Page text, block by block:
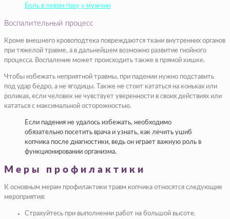
Боль в левом паху у мужчин
Воспалительный процесс
Кроме внешнего кровоподтека повреждаются ткани внутренних органов
при тяжелой травме, а в дальнейшем возможно развитие гнойного
процесса. Воспаление может происходить также в прямой кишке.
Чтобы избежать неприятной травмы, при падении нужно подставить
под удар бедро, а не ягодицы. Также не стоит кататься на коньках или
роликах, если человек не чувствует уверенности в своих действиях или
кататься с максимальной осторожностью.
Если падения не удалось избежать, необходимо
обязательно посетить врача и узнать, как лечить ушиб
копчика после диагностики, ведь он играет важную роль в
функционировании организма.
Меры профилактики
К основным мерам профилактики травм копчика относятся следующие
мероприятия:
Страхуйтесь при выполнении работ на большой высоте.